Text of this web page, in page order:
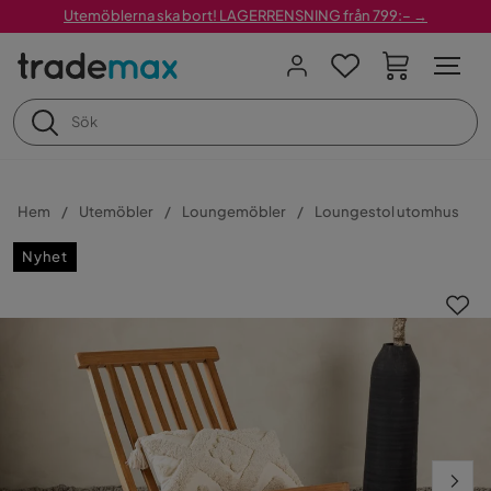
Utemöblerna ska bort! LAGERRENSNING från 799:– →
Hem Utemöbler Loungemöbler Loungestol utomhus
Nyhet